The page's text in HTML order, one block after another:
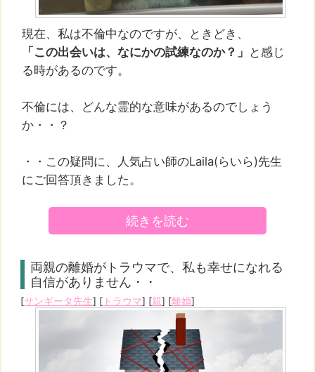
現在、私は不倫中なのですが、ときどき、
「この出会いは、なにかの試練なのか？」 と感じ
る時があるのです。
不倫には、どんな霊的な意味があるのでしょう
か・・？
・・この疑問に、人気占い師のLaila(らいら)先生
にご回答頂きました。
続きを読む
両親の離婚がトラウマで、私も幸せになれる
自信がありません・・
[サンギータ先生] [トラウマ] [親] [離婚]